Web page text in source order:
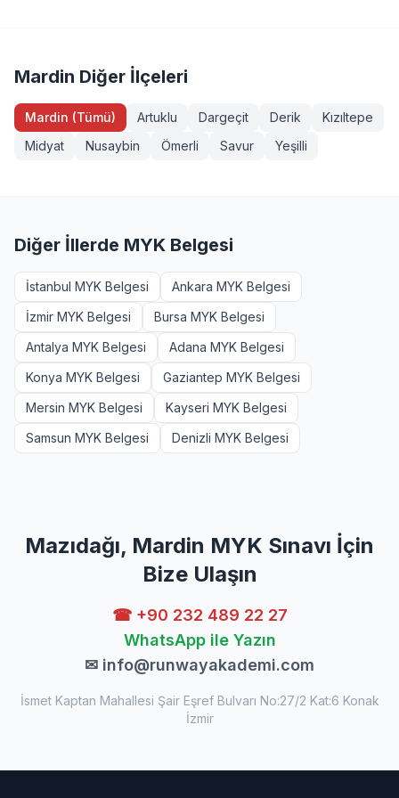
sınavlarımız MYK onaylı ve TÜRKAK akreditasyonludur.
isteyenler +90 232 489 22 27 numarasından detaylı bilgi
Mardin Diğer İlçeleri
Mardin (Tümü) Artuklu Dargeçit Derik
Kızıltepe
Midyat
Nusaybin Ömerli Savur Yeşilli
Diğer İllerde MYK Belgesi
İstanbul MYK Belgesi
Ankara MYK Belgesi
İzmir MYK Belgesi
Bursa MYK Belgesi
Antalya MYK Belgesi
Adana MYK Belgesi
Konya MYK Belgesi
Gaziantep MYK Belgesi
Mersin MYK Belgesi
Kayseri MYK Belgesi
Samsun MYK Belgesi
Denizli MYK Belgesi
Mazıdağı, Mardin MYK Sınavı İçin
Bize Ulaşın
☎ +90 232 489 22 27
WhatsApp ile Yazın
✉ info@runwayakademi.com
İsmet Kaptan Mahallesi Şair Eşref Bulvarı No:27/2 Kat:6 Konak
İzmir